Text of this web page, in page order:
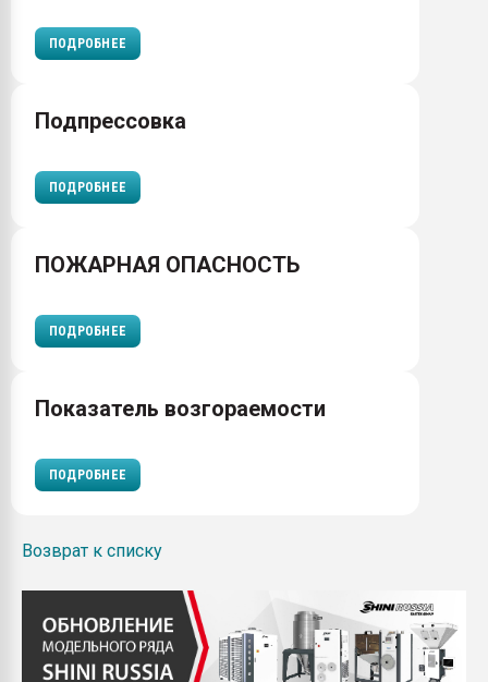
ПОДРОБНЕЕ
Подпрессовка
ПОДРОБНЕЕ
ПОЖАРНАЯ ОПАСНОСТЬ
ПОДРОБНЕЕ
Показатель возгораемости
ПОДРОБНЕЕ
Возврат к списку